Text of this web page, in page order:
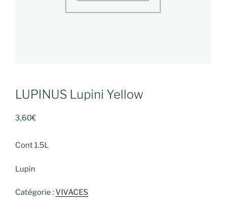
LUPINUS Lupini Yellow
3,60€
Cont 1.5L
Lupin
Catégorie :VIVACES